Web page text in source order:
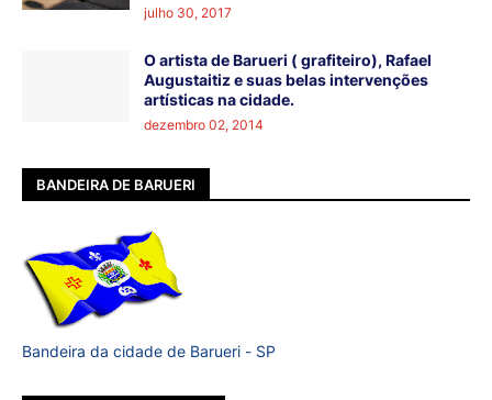
julho 30, 2017
O artista de Barueri ( grafiteiro), Rafael
Augustaitiz e suas belas intervenções
artísticas na cidade.
dezembro 02, 2014
BANDEIRA DE BARUERI
Bandeira da cidade de Barueri - SP